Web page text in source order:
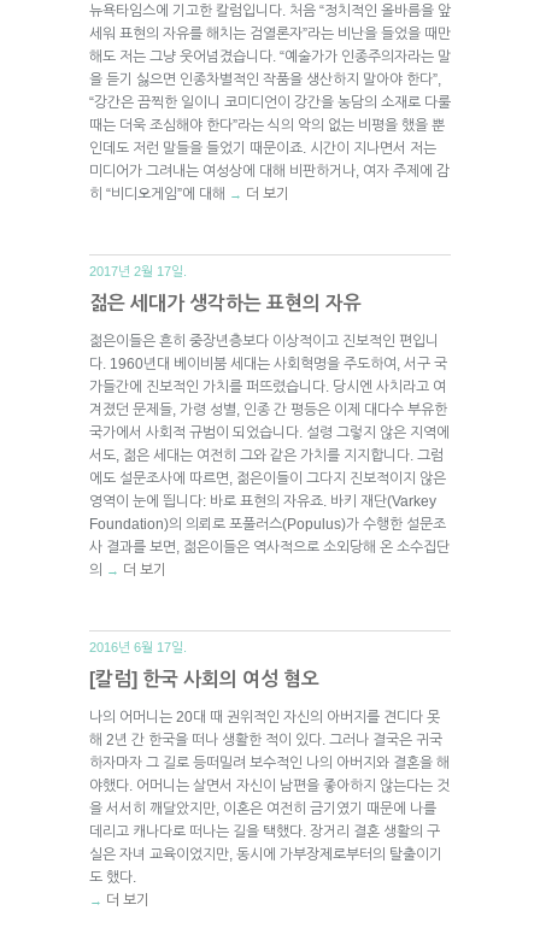
뉴욕타임스에 기고한 칼럼입니다. 처음 “정치적인 올바름을 앞
세워 표현의 자유를 해치는 검열론자”라는 비난을 들었을 때만
해도 저는 그냥 웃어넘겼습니다. “예술가가 인종주의자라는 말
을 듣기 싫으면 인종차별적인 작품을 생산하지 말아야 한다”,
“강간은 끔찍한 일이니 코미디언이 강간을 농담의 소재로 다룰
때는 더욱 조심해야 한다”라는 식의 악의 없는 비평을 했을 뿐
인데도 저런 말들을 들었기 때문이죠. 시간이 지나면서 저는
미디어가 그려내는 여성상에 대해 비판하거나, 여자 주제에 감
히 “비디오게임”에 대해 → 더 보기
2017년 2월 17일.
젊은 세대가 생각하는 표현의 자유
젊은이들은 흔히 중장년층보다 이상적이고 진보적인 편입니
다. 1960년대 베이비붐 세대는 사회혁명을 주도하여, 서구 국
가들간에 진보적인 가치를 퍼뜨렸습니다. 당시엔 사치라고 여
겨졌던 문제들, 가령 성별, 인종 간 평등은 이제 대다수 부유한
국가에서 사회적 규범이 되었습니다. 설령 그렇지 않은 지역에
서도, 젊은 세대는 여전히 그와 같은 가치를 지지합니다. 그럼
에도 설문조사에 따르면, 젊은이들이 그다지 진보적이지 않은
영역이 눈에 띕니다: 바로 표현의 자유죠. 바키 재단(Varkey
Foundation)의 의뢰로 포풀러스(Populus)가 수행한 설문조
사 결과를 보면, 젊은이들은 역사적으로 소외당해 온 소수집단
의
→ 더 보기
2016년 6월 17일.
[칼럼] 한국 사회의 여성 혐오
나의 어머니는 20대 때 권위적인 자신의 아버지를 견디다 못
해 2년 간 한국을 떠나 생활한 적이 있다. 그러나 결국은 귀국
하자마자 그 길로 등떠밀려 보수적인 나의 아버지와 결혼을 해
야했다. 어머니는 살면서 자신이 남편을 좋아하지 않는다는 것
을 서서히 깨달았지만, 이혼은 여전히 금기였기 때문에 나를
데리고 캐나다로 떠나는 길을 택했다. 장거리 결혼 생활의 구
실은 자녀 교육이었지만, 동시에 가부장제로부터의 탈출이기
도 했다.
→ 더 보기